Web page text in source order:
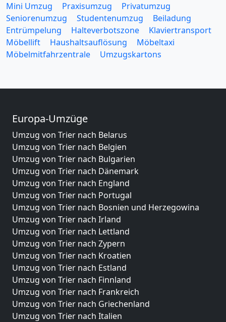
Mini Umzug
Praxisumzug
Privatumzug
Seniorenumzug
Studentenumzug
Beiladung
Entrümpelung
Halteverbotszone
Klaviertransport
Möbellift
Haushaltsauflösung
Möbeltaxi
Möbelmitfahrzentrale
Umzugskartons
Europa-Umzüge
Umzug von Trier nach Belarus
Umzug von Trier nach Belgien
Umzug von Trier nach Bulgarien
Umzug von Trier nach Dänemark
Umzug von Trier nach England
Umzug von Trier nach Portugal
Umzug von Trier nach Bosnien und Herzegowina
Umzug von Trier nach Irland
Umzug von Trier nach Lettland
Umzug von Trier nach Zypern
Umzug von Trier nach Kroatien
Umzug von Trier nach Estland
Umzug von Trier nach Finnland
Umzug von Trier nach Frankreich
Umzug von Trier nach Griechenland
Umzug von Trier nach Italien